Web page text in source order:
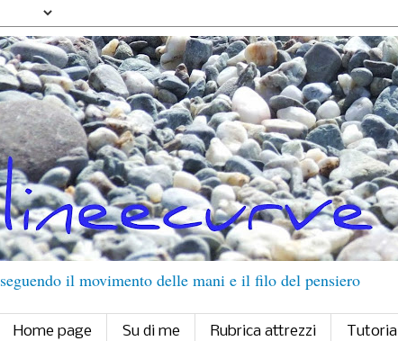
seguendo il movimento delle mani e il filo del pensiero
Home page Su di me Rubrica attrezzi Tutorial